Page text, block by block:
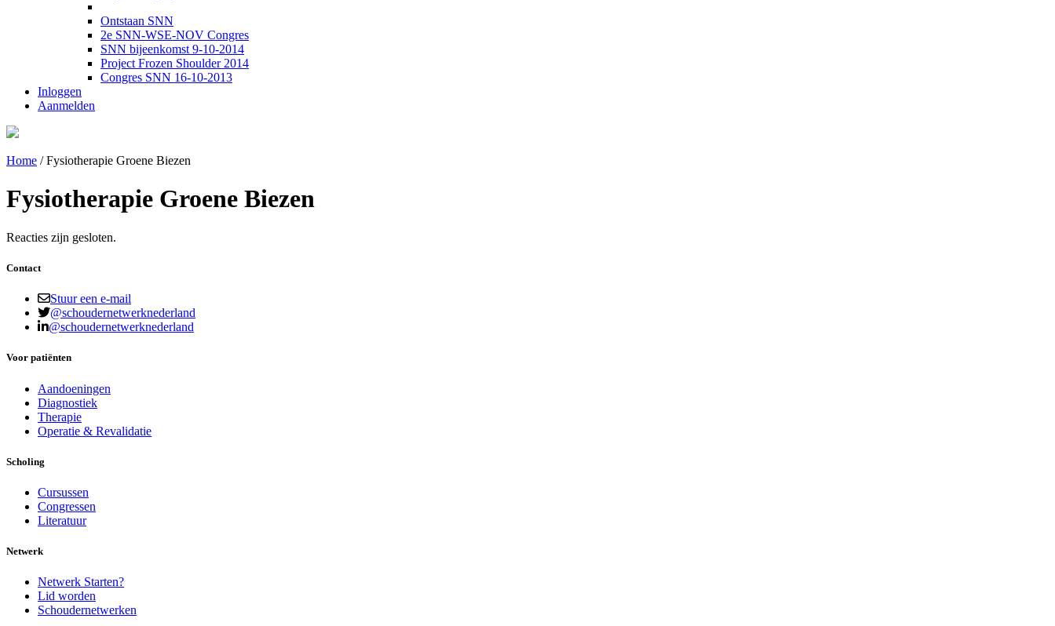
Ontstaan SNN
2e SNN-WSE-NOV Congres
SNN bijeenkomst 9-10-2014
Project Frozen Shoulder 2014
Congres SNN 16-10-2013
Inloggen
Aanmelden
Home /Fysiotherapie Groene Biezen
Fysiotherapie Groene Biezen
Reacties zijn gesloten.
Contact
Stuur een e-mail
@schoudernetwerknederland
@schoudernetwerknederland
Voor patiënten
Aandoeningen
Diagnostiek
Therapie
Operatie & Revalidatie
Scholing
Cursussen
Congressen
Literatuur
Netwerk
Netwerk Starten?
Lid worden
Schoudernetwerken